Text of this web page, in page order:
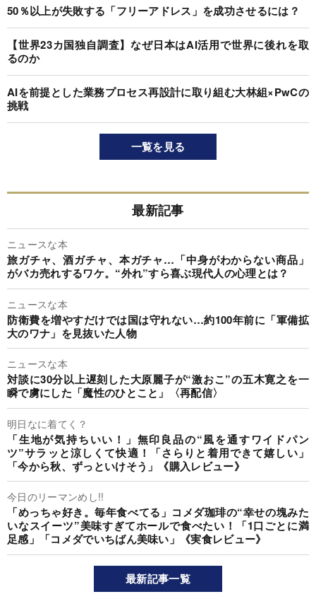
50％以上が失敗する「フリーアドレス」を成功させるには？
【世界23カ国独自調査】なぜ日本はAI活用で世界に後れを取
るのか
AIを前提とした業務プロセス再設計に取り組む大林組×PwCの
挑戦
一覧を見る
最新記事
ニュースな本
旅ガチャ、酒ガチャ、本ガチャ…「中身がわからない商品」
がバカ売れするワケ。“外れ”すら喜ぶ現代人の心理とは？
ニュースな本
防衛費を増やすだけでは国は守れない…約100年前に「軍備拡
大のワナ」を見抜いた人物
ニュースな本
対談に30分以上遅刻した大原麗子が“激おこ”の五木寛之を一
瞬で虜にした「魔性のひとこと」〈再配信〉
明日なに着てく？
「生地が気持ちいい！」無印良品の“風を通すワイドパン
ツ”サラッと涼しくて快適！「さらりと着用できて嬉しい」
「今から秋、ずっといけそう」《購入レビュー》
今日のリーマンめし!!
「めっちゃ好き。毎年食べてる」コメダ珈琲の“幸せの塊みた
いなスイーツ”美味すぎてホールで食べたい！「1口ごとに満
足感」「コメダでいちばん美味い」《実食レビュー》
最新記事一覧